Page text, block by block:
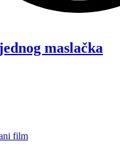
maslačka
film